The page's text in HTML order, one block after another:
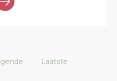
Laatste